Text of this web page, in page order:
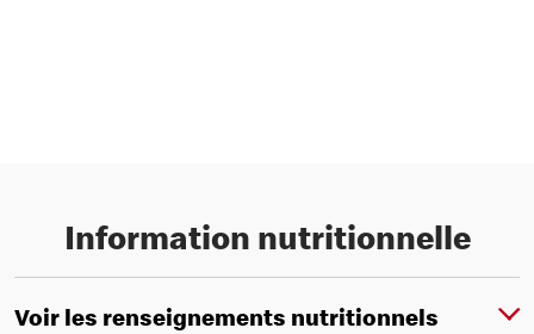
Information nutritionnelle
Voir les renseignements nutritionnels